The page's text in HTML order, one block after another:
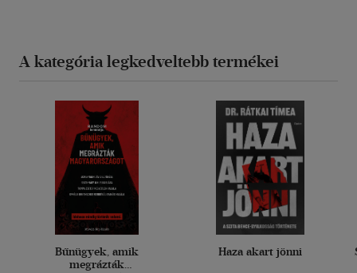
A kategória legkedveltebb termékei
Bűnügyek, amik
megrázták
Haza akart jönni